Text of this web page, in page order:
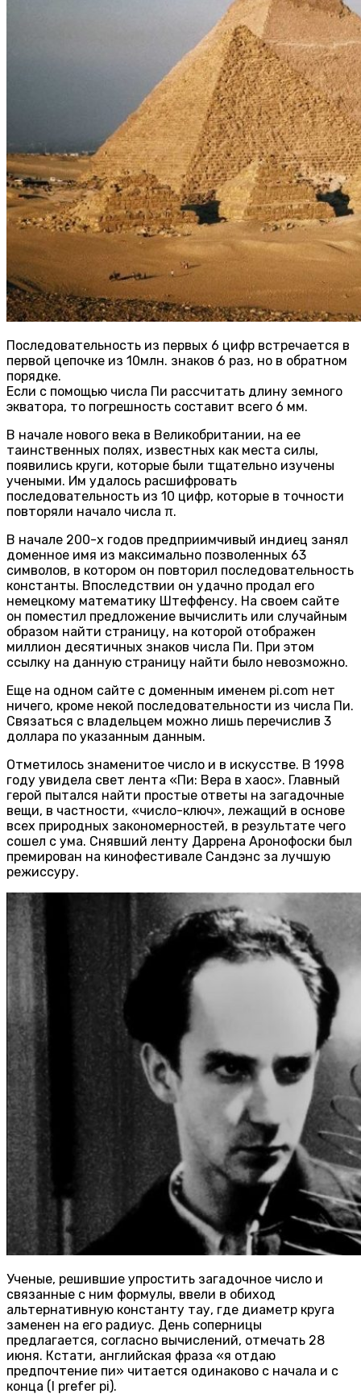
Последовательность из первых 6 цифр встречается в
первой цепочке из 10млн. знаков 6 раз, но в обратном
порядке.
Если с помощью числа Пи рассчитать длину земного
экватора, то погрешность составит всего 6 мм.
В начале нового века в Великобритании, на ее
таинственных полях, известных как места силы,
появились круги, которые были тщательно изучены
учеными. Им удалось расшифровать
последовательность из 10 цифр, которые в точности
повторяли начало числа π.
В начале 200-х годов предприимчивый индиец занял
доменное имя из максимально позволенных 63
символов, в котором он повторил последовательность
константы. Впоследствии он удачно продал его
немецкому математику Штеффенсу. На своем сайте
он поместил предложение вычислить или случайным
образом найти страницу, на которой отображен
миллион десятичных знаков числа Пи. При этом
ссылку на данную страницу найти было невозможно.
Еще на одном сайте с доменным именем pi.com нет
ничего, кроме некой последовательности из числа Пи.
Связаться с владельцем можно лишь перечислив 3
доллара по указанным данным.
Отметилось знаменитое число и в искусстве. В 1998
году увидела свет лента «Пи: Вера в хаос». Главный
герой пытался найти простые ответы на загадочные
вещи, в частности, «число-ключ», лежащий в основе
всех природных закономерностей, в результате чего
сошел с ума. Снявший ленту Даррена Аронофоски был
премирован на кинофестивале Сандэнс за лучшую
режиссуру.
Ученые, решившие упростить загадочное число и
связанные с ним формулы, ввели в обиход
альтернативную константу тау, где диаметр круга
заменен на его радиус. День соперницы
предлагается, согласно вычислений, отмечать 28
июня. Кстати, английская фраза «я отдаю
предпочтение пи» читается одинаково с начала и с
конца (I prefer pi).